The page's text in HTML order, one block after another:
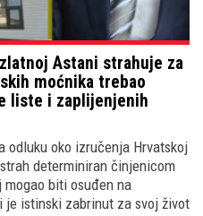
Astani strahuje za
moćnika trebao
liste i zaplijenjenih
odluku oko izručenja Hrvatskoj
determiniran činjenicom
mogao biti osuđen na
istinski zabrinut za svoj život